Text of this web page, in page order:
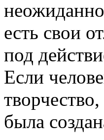
есть свои
под
Если
была